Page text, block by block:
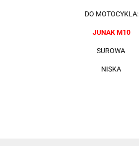
DO MOTOCYKLA:
JUNAK M10
SUROWA
NISKA